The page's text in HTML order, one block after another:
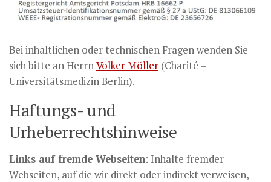
Bei inhaltlichen oder technischen Fragen wenden Sie
sich bitte an HerrnVolker Möller (Charité –
Universitätsmedizin Berlin).
Haftungs- und
Urheberrechtshinweise
Links auf fremde Webseiten: Inhalte fremder
Webseiten, auf die wir direkt oder indirekt verweisen,